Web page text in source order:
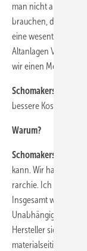
man nicht anbieten,
brauchen, damit es
eine wesentliche
Altanlagen
wir einen Mehrwert,
Schomakers:
bessere
Warum?
Schomakers:
kann. Wir haben eine
rarchie. Ich kenne
Insgesamt weiß ich,
Unabhängigen
Hersteller sicherlich
materialseitig bei